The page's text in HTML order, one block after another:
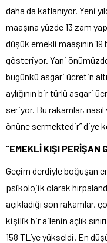
daha da katlanıyor. Yeni
maaşına yüzde 13 zam
düşük emekli maaşının
gösteriyor. Yani
bugünkü asgari ücretin
aylığının bir türlü asgari
seriyor. Bu rakamlar,
önüne sermektedir” diye
“EMEKLİ KIŞI PERİŞAN
Geçim derdiyle boğuşan
psikolojik olarak
açıkladığı son rakamlar,
kişilik bir ailenin açlık
158 TL’ye yükseldi. En